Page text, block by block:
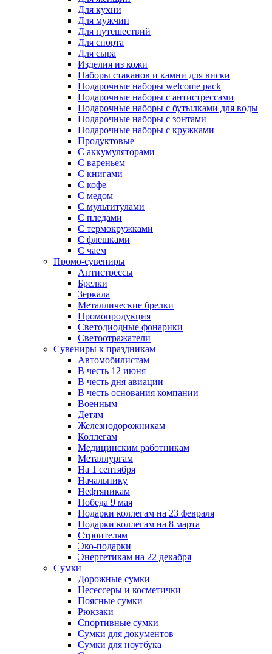
Для кухни
Для мужчин
Для путешествий
Для спорта
Для сыра
Изделия из кожи
Наборы стаканов и камни для виски
Подарочные наборы welcome pack
Подарочные наборы с антистрессами
Подарочные наборы с бутылками для воды
Подарочные наборы с зонтами
Подарочные наборы с кружками
Продуктовые
С аккумуляторами
С вареньем
С книгами
С кофе
С медом
С мультитулами
С пледами
С термокружками
С флешками
С чаем
Промо-сувениры
Антистрессы
Брелки
Зеркала
Металлические брелки
Промопродукция
Светодиодные фонарики
Светоотражатели
Сувениры к праздникам
Автомобилистам
В честь 12 июня
В честь дня авиации
В честь основания компании
Военным
Детям
Железнодорожникам
Коллегам
Медицинским работникам
Металлургам
На 1 сентября
Начальнику
Нефтяникам
Победа 9 мая
Подарки коллегам на 23 февраля
Подарки коллегам на 8 марта
Строителям
Эко-подарки
Энергетикам на 22 декабря
Сумки
Дорожные сумки
Несессеры и косметички
Поясные сумки
Рюкзаки
Спортивные сумки
Сумки для документов
Сумки для ноутбука